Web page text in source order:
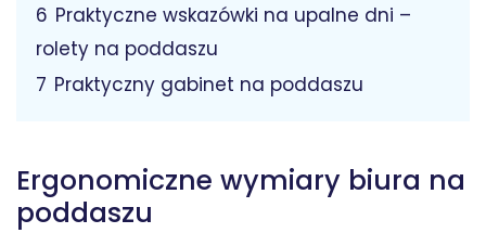
6 Praktyczne wskazówki na upalne dni –
rolety na poddaszu
7 Praktyczny gabinet na poddaszu
Ergonomiczne wymiary biura na
poddaszu